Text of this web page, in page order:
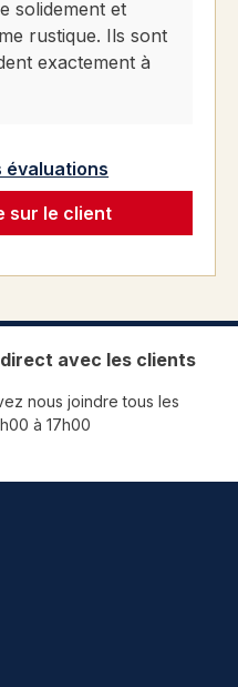
solidement et
rustique. Ils sont
exactement à
évaluations
sur le client
avec les clients
nous joindre tous les
à 17h00